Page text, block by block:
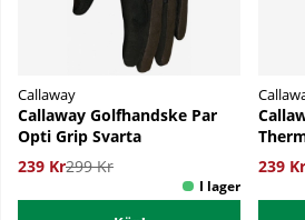
Callaway
Callaway Golfhandske Par
Opti Grip Svarta
239 Kr299 Kr
239 Kr